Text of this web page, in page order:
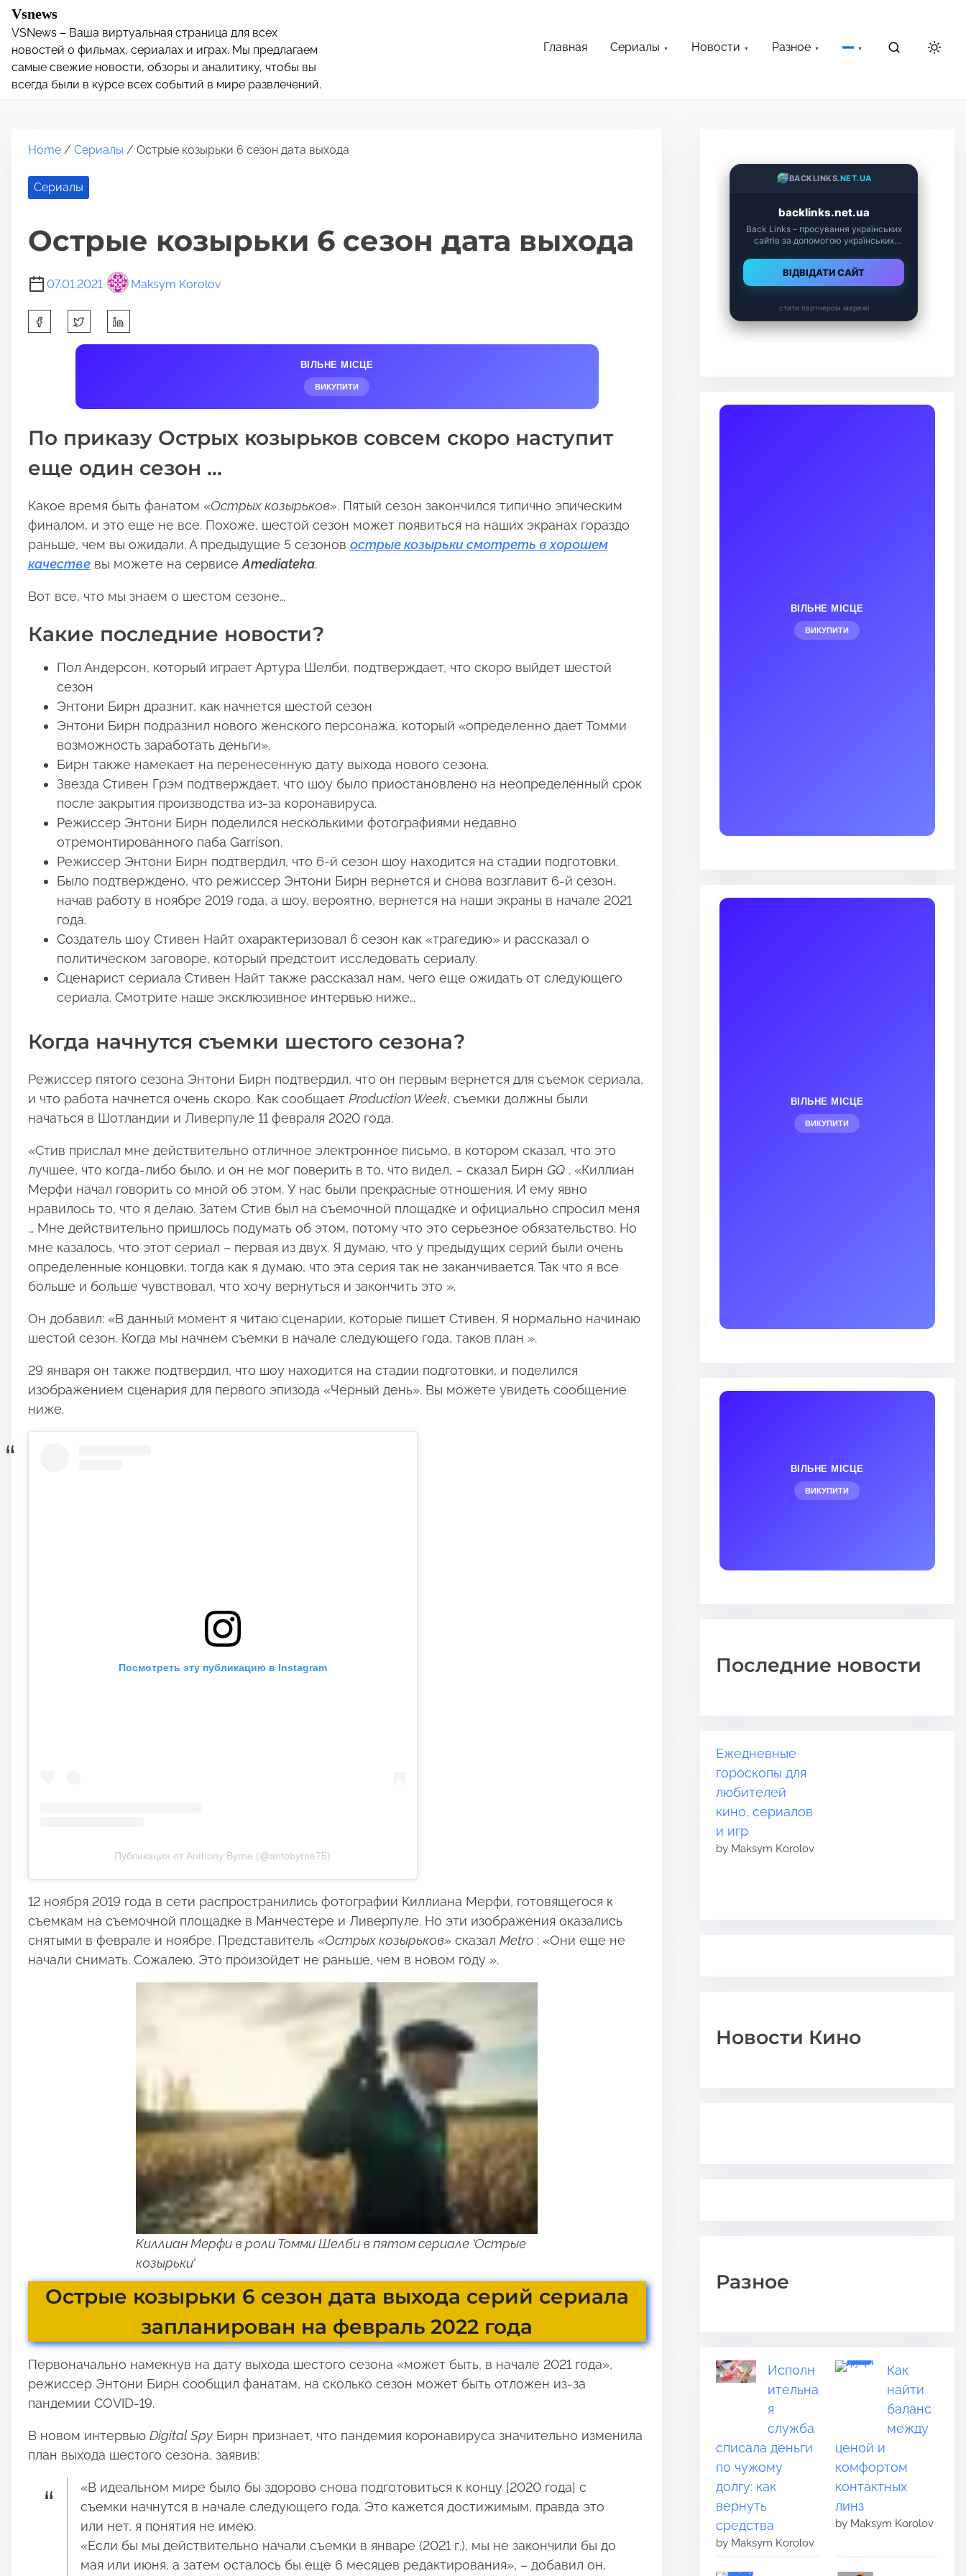
Vsnews
VSNews – Ваша виртуальная страница для всех
новостей о фильмах, сериалах и играх. Мы предлагаем
самые свежие новости, обзоры и аналитику, чтобы вы
всегда были в курсе всех событий в мире развлечений.
Главная Сериалы Новости Разное
Home/ Сериалы / Острые козырьки 6 сезон дата выхода
Сериалы
Острые козырьки 6 сезон дата выхода
07.01.2021 Maksym Korolov
h
s
o
s
t
o
n
ВІЛЬНЕ МІСЦЕ
ВИКУПИТИ
По приказу Острых козырьков совсем скоро наступит
еще один сезон …
Какое время быть фанатом «Острых козырьков». Пятый сезон закончился типично эпическим
финалом, и это еще не все. Похоже, шестой сезон может появиться на наших экранах гораздо
раньше, чем вы ожидали. А предыдущие 5 сезонов острые козырьки смотреть в хорошем
качествевы можете на сервисеAmediateka.
Вот все, что мы знаем о шестом сезоне…
Какие последние новости?
Пол Андерсон, который играет Артура Шелби, подтверждает, что скоро выйдет шестой
сезон
Энтони Бирн дразнит, как начнется шестой сезон
Энтони Бирн подразнил нового женского персонажа, который «определенно дает Томми
возможность заработать деньги».
Бирн также намекает на перенесенную дату выхода нового сезона.
Звезда Стивен Грэм подтверждает, что шоу было приостановлено на неопределенный срок
после закрытия производства из-за коронавируса.
Режиссер Энтони Бирн поделился несколькими фотографиями недавно
отремонтированного паба Garrison.
Режиссер Энтони Бирн подтвердил, что 6-й сезон шоу находится на стадии подготовки.
Было подтверждено, что режиссер Энтони Бирн вернется и снова возглавит 6-й сезон,
начав работу в ноябре 2019 года, а шоу, вероятно, вернется на наши экраны в начале 2021
года.
Создатель шоу Стивен Найт охарактеризовал 6 сезон как «трагедию» и рассказал о
политическом заговоре, который предстоит исследовать сериалу.
Сценарист сериала Стивен Найт также рассказал нам, чего еще ожидать от следующего
сериала. Смотрите наше эксклюзивное интервью ниже…
Когда начнутся съемки шестого сезона?
Режиссер пятого сезона Энтони Бирн подтвердил, что он первым вернется для съемок сериала,
и что работа начнется очень скоро. Как сообщает Production Week, съемки должны были
начаться в Шотландии и Ливерпуле 11 февраля 2020 года.
«Стив прислал мне действительно отличное электронное письмо, в котором сказал, что это
лучшее, что когда-либо было. и он не мог поверить в то, что видел, – сказал Бирн GQ. «Киллиан
Мерфи начал говорить со мной об этом. У нас были прекрасные отношения. И ему явно
нравилось то, что я делаю. Затем Стив был на съемочной площадке и официально спросил меня
… Мне действительно пришлось подумать об этом, потому что это серьезное обязательство. Но
мне казалось, что этот сериал – первая из двух. Я думаю, что у предыдущих серий были очень
определенные концовки, тогда как я думаю, что эта серия так не заканчивается. Так что я все
больше и больше чувствовал, что хочу вернуться и закончить это ».
Он добавил: «В данный момент я читаю сценарии, которые пишет Стивен. Я нормально начинаю
шестой сезон. Когда мы начнем съемки в начале следующего года, таков план ».
29 января он также подтвердил, что шоу находится на стадии подготовки, и поделился
изображением сценария для первого эпизода «Черный день». Вы можете увидеть сообщение
ниже.
Посмотреть эту публикацию в Instagram
Публикация от Anthony Byrne (@antobyrne75)
12 ноября 2019 года в сети распространились фотографии Киллиана Мерфи, готовящегося к
съемкам на съемочной площадке в Манчестере и Ливерпуле. Но эти изображения оказались
снятыми в феврале и ноябре. Представитель «Острых козырьков» сказал Metro: «Они еще не
начали снимать. Сожалею. Это произойдет не раньше, чем в новом году ».
Киллиан Мерфи в роли Томми Шелби в пятом сериале ‘Острые
козырьки’
Острые козырьки 6 сезон дата выхода серий сериала
запланирован на февраль 2022 года
Первоначально намекнув на дату выхода шестого сезона «может быть, в начале 2021 года»,
режиссер Энтони Бирн сообщил фанатам, на сколько сезон может быть отложен из-за
пандемии COVID-19.
В новом интервью Digital SpyБирн признает, что пандемия коронавируса значительно изменила
план выхода шестого сезона, заявив:
«В идеальном мире было бы здорово снова подготовиться к концу [2020 года] с
съемки начнутся в начале следующего года. Это кажется достижимым, правда это
или нет, я понятия не имею.
«Если бы мы действительно начали съемки в январе (2021 г.), мы не закончили бы до
мая или июня, а затем осталось бы еще 6 месяцев редактирования», – добавил он,
ВІЛЬНЕ МІСЦЕ
ВИКУПИТИ
ВІЛЬНЕ МІСЦЕ
ВИКУПИТИ
ВІЛЬНЕ МІСЦЕ
ВИКУПИТИ
Последние новости
Ежедневные
гороскопы для
любителей
кино, сериалов
и игр
by Maksym Korolov
Новости Кино
Разное
Исполн
ительна
я
служба
списала деньги
по чужому
долгу: как
вернуть
средства
by Maksym Korolov
Как
найти
баланс
между
ценой и
комфортом
контактных
линз
by Maksym Korolov